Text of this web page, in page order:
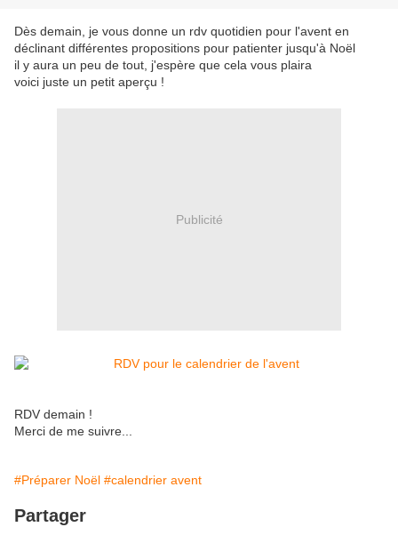
Dès demain, je vous donne un rdv quotidien pour l'avent en
déclinant différentes propositions pour patienter jusqu'à Noël
il y aura un peu de tout, j'espère que cela vous plaira
voici juste un petit aperçu !
Publicité
RDV demain !
Merci de me suivre...
#Préparer Noël #calendrier avent
Partager